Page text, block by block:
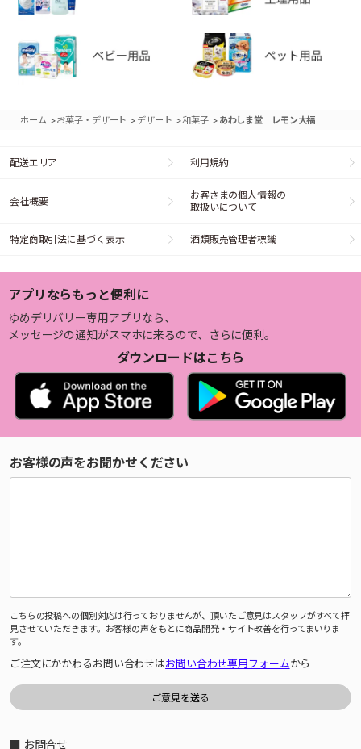
ホーム >お菓子・デザート > デザート >和菓子 > あわしま堂 レモン大福
配送エリア 利用規約
会社概要
お客さまの個人情報の
取扱いについて
特定商取引法に基づく表示 酒類販売管理者標識
アプリならもっと便利に
ゆめデリバリー専用アプリなら、
メッセージの通知がスマホに来るので、さらに便利。
ダウンロードはこちら
お客様の声をお聞かせください
こちらの投稿への個別対応は行っておりませんが、頂いたご意見はスタッフがすべて拝
見させていただきます。お客様の声をもとに商品開発・サイト改善を行ってまいりま
す。
ご注文にかかわるお問い合わせはお問い合わせ専用フォームから
■ お問合せ